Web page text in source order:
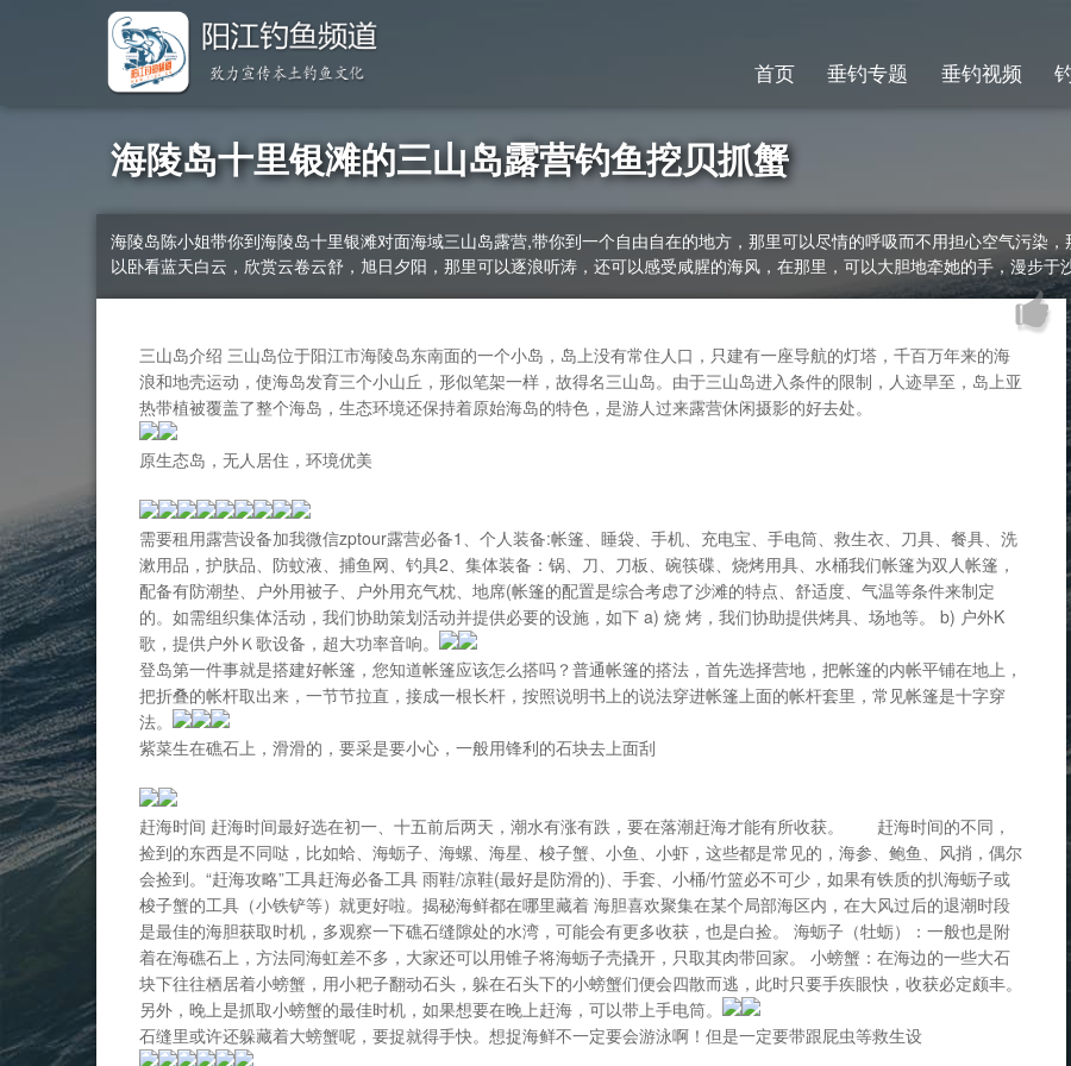
首页 垂钓专题 垂钓视频
海陵岛十里银滩的三山岛露营钓鱼挖贝抓蟹
海陵岛陈小姐带你到海陵岛十里银滩对面海域三山岛露营,带你到一个自由自在的地方，那里可以尽情的呼吸而不用担心空气污染
以卧看蓝天白云，欣赏云卷云舒，旭日夕阳，那里可以逐浪听涛，还可以感受咸腥的海风，在那里，可以大胆地牵她的手，漫步于
三山岛介绍 三山岛位于阳江市海陵岛东南面的一个小岛，岛上没有常住人口，只建有一座导航的灯塔，千百万年来的海
浪和地壳运动，使海岛发育三个小山丘，形似笔架一样，故得名三山岛。由于三山岛进入条件的限制，人迹旱至，岛上亚
热带植被覆盖了整个海岛，生态环境还保持着原始海岛的特色，是游人过来露营休闲摄影的好去处。
原生态岛，无人居住，环境优美
需要租用露营设备加我微信zptour露营必备1、个人装备:帐篷、睡袋、手机、充电宝、手电筒、救生衣、刀具、餐具、洗
漱用品，护肤品、防蚊液、捕鱼网、钓具2、集体装备：锅、刀、刀板、碗筷碟、烧烤用具、水桶我们帐篷为双人帐篷，
配备有防潮垫、户外用被子、户外用充气枕、地席(帐篷的配置是综合考虑了沙滩的特点、舒适度、气温等条件来制定
的。如需组织集体活动，我们协助策划活动并提供必要的设施，如下 a) 烧 烤，我们协助提供烤具、场地等。 b) 户外K
歌，提供户外Ｋ歌设备，超大功率音响。
登岛第一件事就是搭建好帐篷，您知道帐篷应该怎么搭吗？普通帐篷的搭法，首先选择营地，把帐篷的内帐平铺在地上，
把折叠的帐杆取出来，一节节拉直，接成一根长杆，按照说明书上的说法穿进帐篷上面的帐杆套里，常见帐篷是十字穿
法。
紫菜生在礁石上，滑滑的，要采是要小心，一般用锋利的石块去上面刮
赶海时间 赶海时间最好选在初一、十五前后两天，潮水有涨有跌，要在落潮赶海才能有所收获。 赶海时间的不同，
捡到的东西是不同哒，比如蛤、海蛎子、海螺、海星、梭子蟹、小鱼、小虾，这些都是常见的，海参、鲍鱼、风捎，偶尔
会捡到。“赶海攻略”工具赶海必备工具 雨鞋/凉鞋(最好是防滑的)、手套、小桶/竹篮必不可少，如果有铁质的扒海蛎子或
梭子蟹的工具（小铁铲等）就更好啦。揭秘海鲜都在哪里藏着 海胆喜欢聚集在某个局部海区内，在大风过后的退潮时段
是最佳的海胆获取时机，多观察一下礁石缝隙处的水湾，可能会有更多收获，也是白捡。 海蛎子（牡蛎）：一般也是附
着在海礁石上，方法同海虹差不多，大家还可以用锥子将海蛎子壳撬开，只取其肉带回家。 小螃蟹：在海边的一些大石
块下往往栖居着小螃蟹，用小耙子翻动石头，躲在石头下的小螃蟹们便会四散而逃，此时只要手疾眼快，收获必定颇丰。
另外，晚上是抓取小螃蟹的最佳时机，如果想要在晚上赶海，可以带上手电筒。
石缝里或许还躲藏着大螃蟹呢，要捉就得手快。想捉海鲜不一定要会游泳啊！但是一定要带跟屁虫等救生设